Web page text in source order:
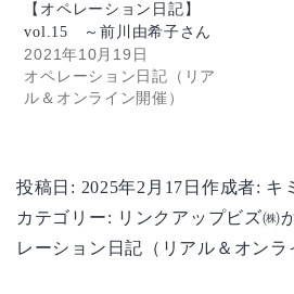
【オペレーション日記】
vol.15 ～前川由希子さん
2021年10月19日
オペレーション日記（リア
ル＆オンライン開催）
投稿日: 2025年2月17日 作成者: キ
カテゴリー: リンクアップビズ㈱
レーション日記（リアル＆オンラ